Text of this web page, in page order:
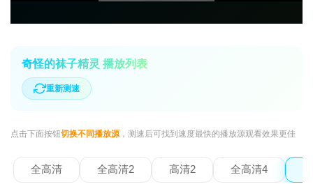
奇怪的袜子精灵 播放列表
重新测速
点击下面按钮切换不同播放源，测速后可找到速度最快的播放源观看效果更佳
全高清 全高清2 高清2 全高清4